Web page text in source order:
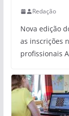
Redação
Nova edição
as inscrições
profissionais A